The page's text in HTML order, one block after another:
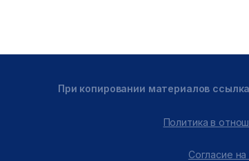
При копировании материалов
Политика в
Согласие